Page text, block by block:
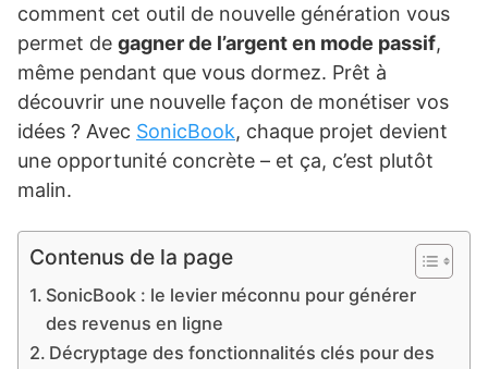
comment cet outil de nouvelle génération vous
permet de gagner de l’argent en mode passif,
même pendant que vous dormez. Prêt à
découvrir une nouvelle façon de monétiser vos
idées ? Avec SonicBook, chaque projet devient
une opportunité concrète – et ça, c’est plutôt
malin.
Contenus de la page
SonicBook : le levier méconnu pour générer
des revenus en ligne
Décryptage des fonctionnalités clés pour des